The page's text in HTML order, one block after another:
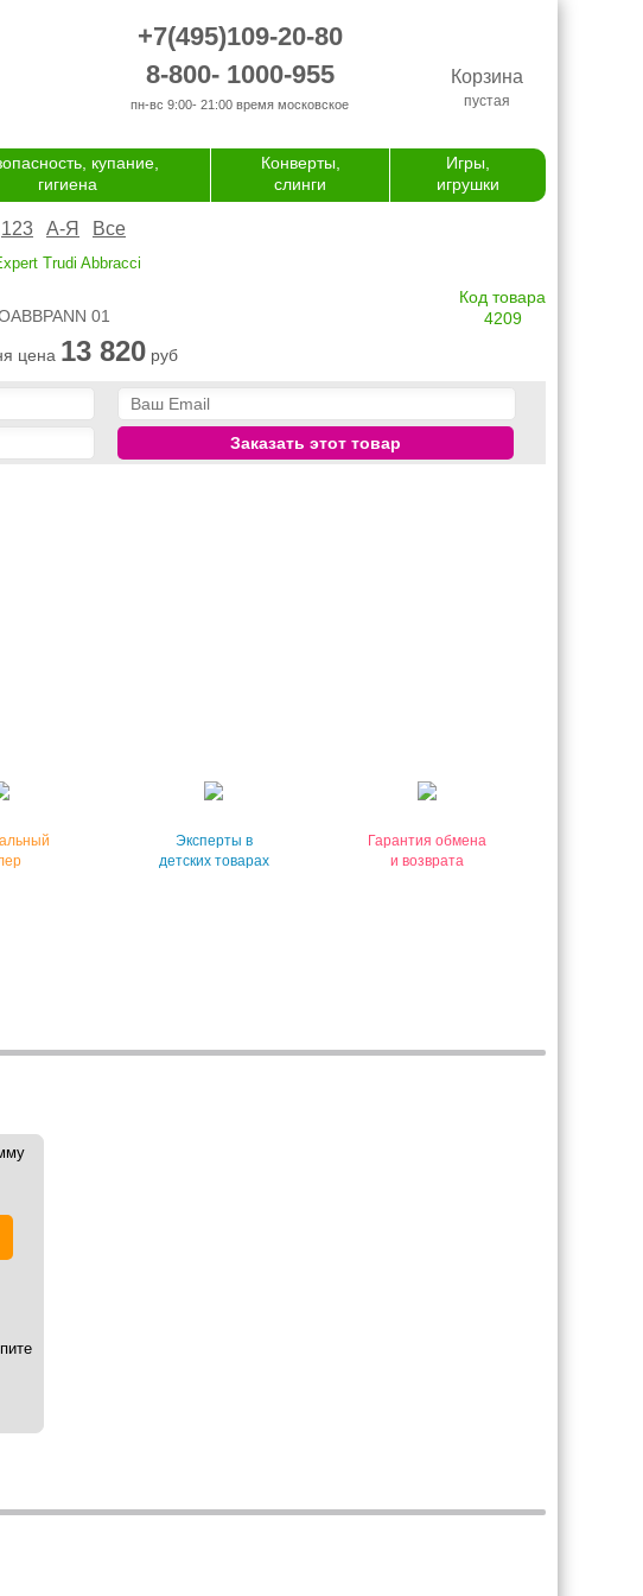
+7(495)109-20-80
8-800- 1000-955
пн-вс 9:00- 21:00 время московское
Корзина
пустая
купание,
гигиена
Конверты,
слинги
Игры,
игрушки
123 А-Я Все
Trudi Abbracci
01
Код товара
4209
цена 13 820 руб
Заказать этот товар
Эксперты в
детских товарах
Гарантия обмена
и возврата